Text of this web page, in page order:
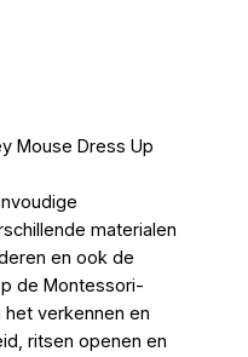
Mouse Dress Up
materialen
en ook de
de Montessori-
verkennen en
ritsen openen en